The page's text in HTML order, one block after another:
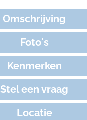
Omschrijving
Foto's
Kenmerken
Stel een vraag
Locatie